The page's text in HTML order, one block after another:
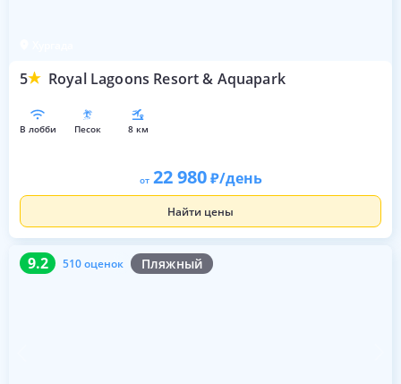
5 Royal Lagoons Resort & Aquapark
в лобби песок 8 км
от 22 980 /день
Найти цены
9.2 510 оценок Пляжный
9.2 510 оценок